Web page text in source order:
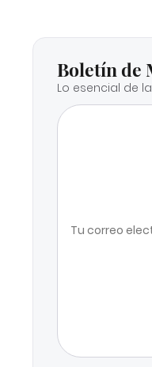
Boletín de
Lo esencial de